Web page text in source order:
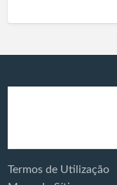
Termos de Utilização